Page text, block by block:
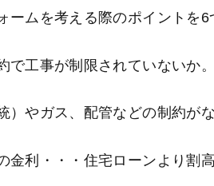
ームを考える際のポイントを6
工事が制限されていないか。
やガス、配管などの制約が
利・・・住宅ローンより割